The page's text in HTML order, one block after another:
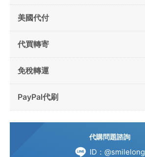
美國代付
代買轉寄
免稅轉運
PayPal代刷
代購問題諮詢
ID：@smilelong